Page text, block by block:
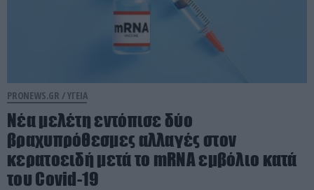
PRONEWS.GR /ΥΓΕΙΑ
Νέα μελέτη εντόπισε δύο
βραχυπρόθεσμες αλλαγές στον
κερατοειδή μετά το mRNA εμβόλιο κατά
του Covid-19